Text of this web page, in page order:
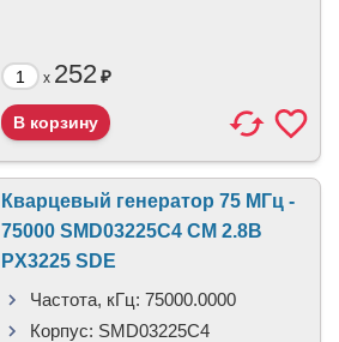
x 252₽
Кварцевый генератор 75 МГц -
75000 SMD03225C4 CM 2.8В
PX3225 SDE
Частота, кГц: 75000.0000
Корпус: SMD03225C4